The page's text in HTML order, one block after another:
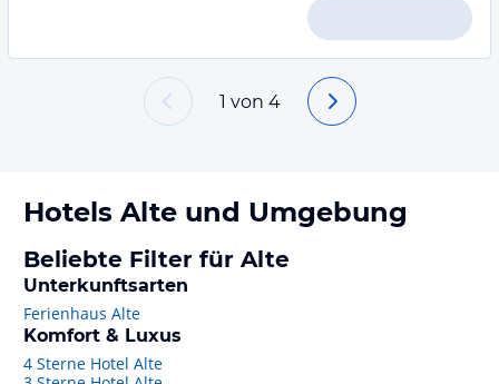
1 von 4
Hotels Alte und Umgebung
Beliebte Filter für Alte
Unterkunftsarten
Ferienhaus Alte
Komfort & Luxus
4 Sterne Hotel Alte